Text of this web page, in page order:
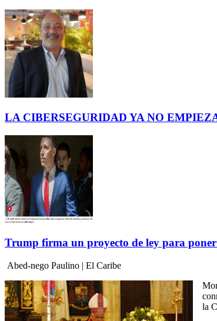
LA CIBERSEGURIDAD YA NO
Trump firma un proyecto de ley para
Abed-nego Paulino | El Caribe
la